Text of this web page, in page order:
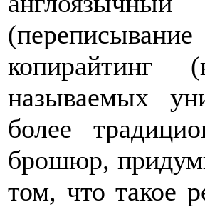
копирайтинг
называемых
более
брошюр,
том, что такое